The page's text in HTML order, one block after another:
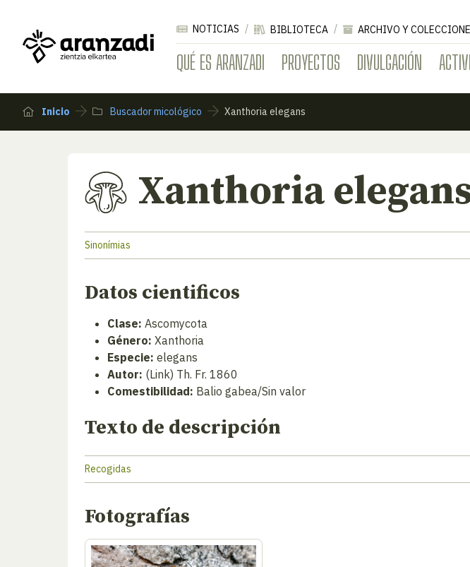
QUÉ ES ARANZADI PROYECTOS DIVULGACIÓN
NOTICIAS BIBLIOTECA ARCHIVO Y
Inicio Buscador micológico Xanthoria elegans
Xanthoria
Sinonímias
Datos cientificos
Clase: Ascomycota
Género: Xanthoria
Especie: elegans
Autor: (Link) Th. Fr. 1860
Comestibilidad: Balio gabea/Sin valor
Texto de descripción
Recogidas
Fotografías